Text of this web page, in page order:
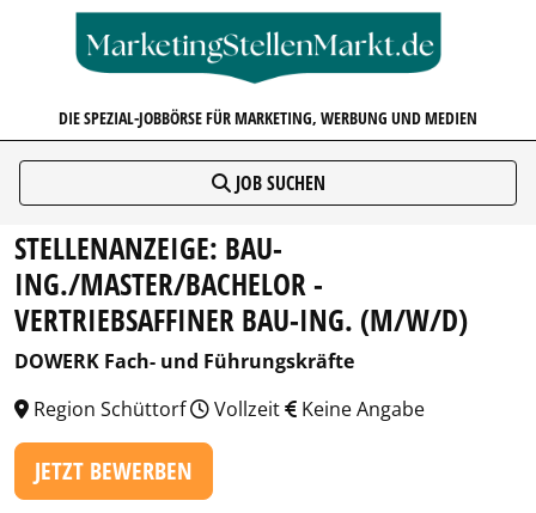
DIE SPEZIAL-JOBBÖRSE FÜR MARKETING, WERBUNG UND MEDIEN
JOB SUCHEN
STELLENANZEIGE: BAU-
ING./MASTER/BACHELOR -
VERTRIEBSAFFINER BAU-ING. (M/W/D)
DOWERK Fach- und Führungskräfte
Region Schüttorf
Vollzeit Keine Angabe
JETZT BEWERBEN